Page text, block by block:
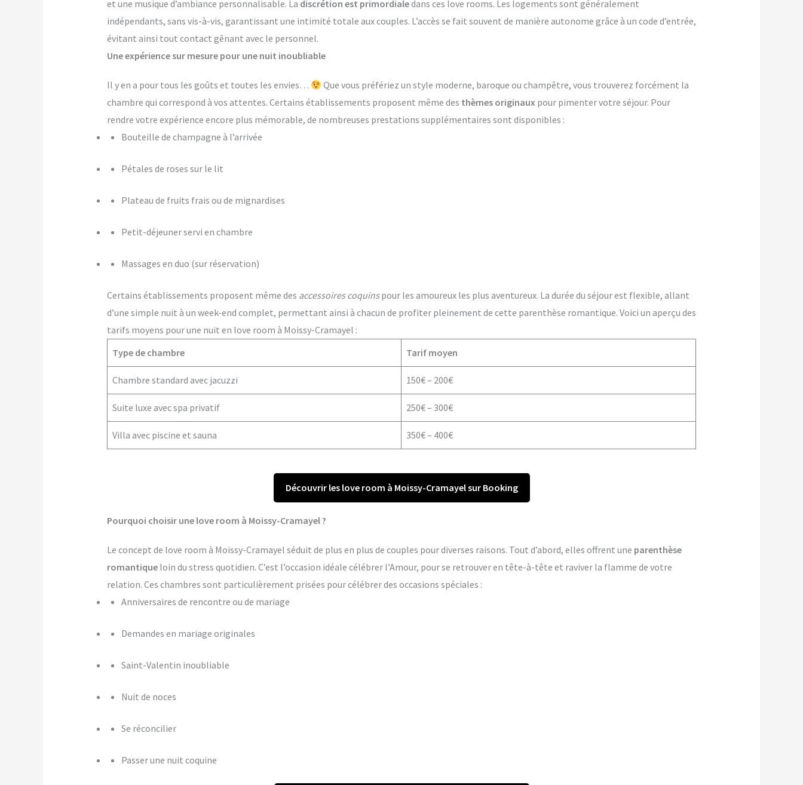
et une musique d’ambiance personnalisable. La discrétion est primordialedans ces love rooms. Les logements sont généralement
indépendants, sans vis-à-vis, garantissant une intimité totale aux couples. L’accès se fait souvent de manière autonome grâce à un code d’entrée,
évitant ainsi tout contact gênant avec le personnel.
Une expérience sur mesure pour une nuit inoubliable
Il y en a pour tous les goûts et toutes les envies…
Que vous préfériez un style moderne, baroque ou champêtre, vous trouverez forcément la
chambre qui correspond à vos attentes. Certains établissements proposent même des thèmes originaux pour pimenter votre séjour. Pour
rendre votre expérience encore plus mémorable, de nombreuses prestations supplémentaires sont disponibles :
Bouteille de champagne à l’arrivée
Pétales de roses sur le lit
Plateau de fruits frais ou de mignardises
Petit-déjeuner servi en chambre
Massages en duo (sur réservation)
Certains établissements proposent même des accessoires coquinspour les amoureux les plus aventureux. La durée du séjour est flexible, allant
d’une simple nuit à un week-end complet, permettant ainsi à chacun de profiter pleinement de cette parenthèse romantique. Voici un aperçu des
tarifs moyens pour une nuit en love room à Moissy-Cramayel :
Type de chambre
Tarif moyen
Chambre standard avec jacuzzi 150€ – 200€
Suite luxe avec spa privatif 250€ – 300€
Villa avec piscine et sauna 350€ – 400€
Découvrir les love room à Moissy-Cramayel sur Booking
Pourquoi choisir une love room à Moissy-Cramayel ?
Le concept de love room à Moissy-Cramayel séduit de plus en plus de couples pour diverses raisons. Tout d’abord, elles offrent une parenthèse
romantiqueloin du stress quotidien. C’est l’occasion idéale célébrer l’Amour, pour se retrouver en tête-à-tête et raviver la flamme de votre
relation. Ces chambres sont particulièrement prisées pour célébrer des occasions spéciales :
Anniversaires de rencontre ou de mariage
Demandes en mariage originales
Saint-Valentin inoubliable
Nuit de noces
Se réconcilier
Passer une nuit coquine